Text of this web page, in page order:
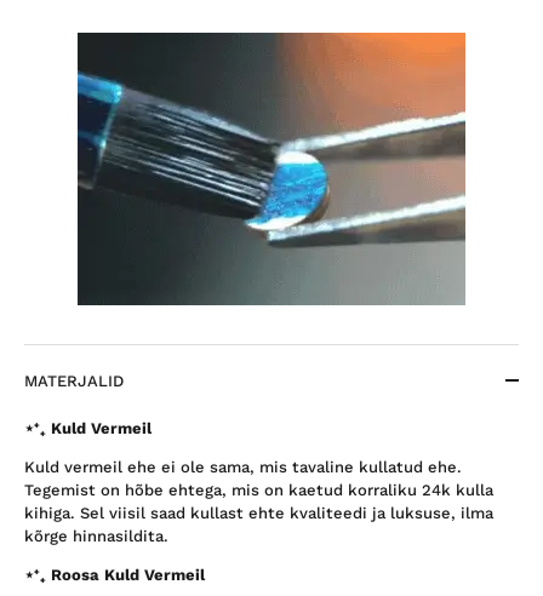
MATERJALID
⋆⁺₊ Kuld Vermeil
Kuld vermeil ehe ei ole sama, mis tavaline kullatud ehe.
Tegemist on hõbe ehtega, mis on kaetud korraliku 24k kulla
kihiga. Sel viisil saad kullast ehte kvaliteedi ja luksuse, ilma
kõrge hinnasildita.
⋆⁺₊ Roosa Kuld Vermeil